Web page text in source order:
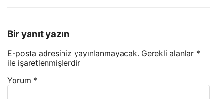
Bir yanıt yazın
E-posta adresiniz yayınlanmayacak. Gerekli alanlar *
ile işaretlenmişlerdir
Yorum *